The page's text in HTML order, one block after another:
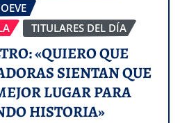
TITULARES DEL DÍA
«QUIERO QUE
SIENTAN QUE
LUGAR PARA
HISTORIA»